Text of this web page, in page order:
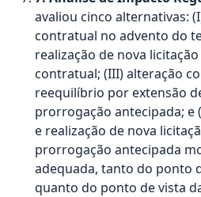
avaliou cinco alternativas:
contratual no advento do
realização de nova
contratual; (III) alteração
reequilíbrio por extensão
prorrogação antecipada; e
e realização de nova
prorrogação antecipada
adequada, tanto do ponto
quanto do ponto de vista